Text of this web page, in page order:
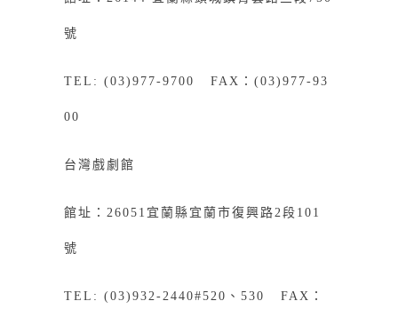
號
TEL: (03)977-9700 FAX：(03)977-93
00
台灣戲劇館
館址：26051宜蘭縣宜蘭市復興路2段101
號
TEL: (03)932-2440#520、530 FAX：